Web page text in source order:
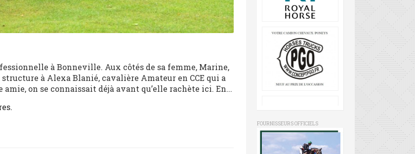
à Bonneville. Aux côtés de sa femme, Marine,
à Alexa Blanié, cavalière Amateur en CCE qui a
amie, on se connaissait déjà avant qu’elle rachète ici. En...
FOURNISSEURS OFFICIELS